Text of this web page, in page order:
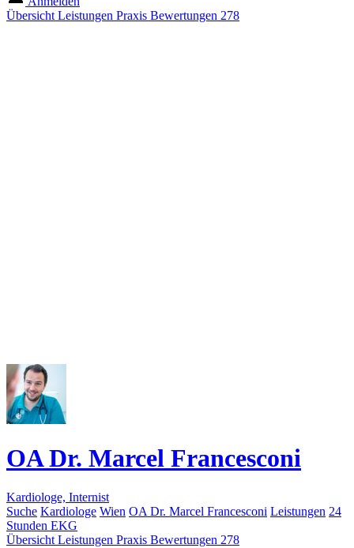
Übersicht Leistungen Praxis Bewertungen 278
OA Dr. Marcel Francesconi
Kardiologe, Internist
Suche Kardiologe Wien OA Dr. Marcel Francesconi Leistungen 24
Stunden EKG
Übersicht Leistungen Praxis Bewertungen 278